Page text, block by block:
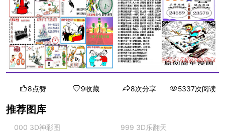
8点赞 9收藏 8次分享 5337次阅读
推荐图库
000 3D神彩图 999 3D乐翻天